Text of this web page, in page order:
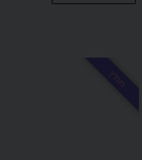
מומלץ